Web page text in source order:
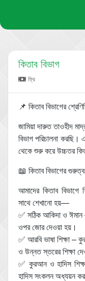
কিতাব বিভাগ
ফ্রি
📌 কিতাব বিভাগের
জামিয়া দারুত তাওহীদ
বিভাগ পরিচালনা করছি।
থেকে শুরু করে উচ্চতর
📖 কিতাব বিভাগের গুরুত্ব
আমাদের কিতাব বিভাগে
সাথে শেখানো হয়—
✅ সঠিক আকিদা ও ঈমান
ওপর জোর দেওয়া হয়।
✅ আরবি ভাষা শিক্ষা –
ও উন্নত স্তরের শিক্ষা
✅ কুরআন ও হাদিস
হাদিস সংকলন অধ্যয়ন